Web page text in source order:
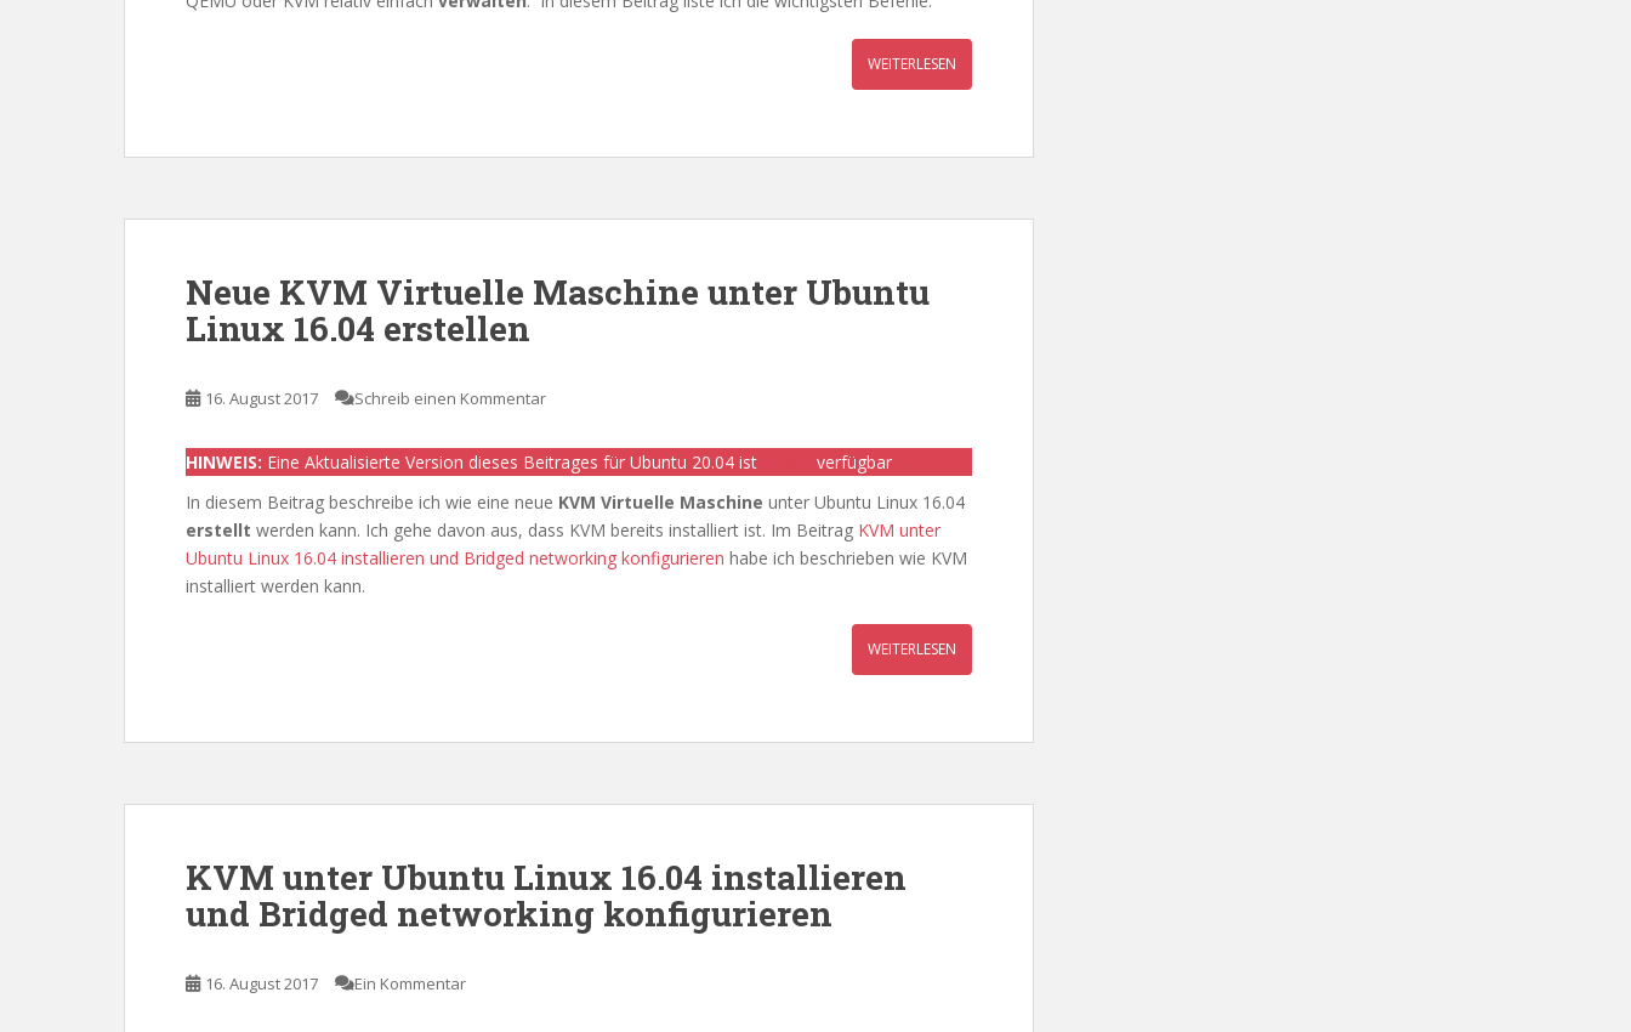
WEITERLESEN
Neue KVM Virtuelle Maschine unter Ubuntu
Linux 16.04 erstellen
16. August 2017 Schreib einen Kommentar
HINWEIS: Eine Aktualisierte Version dieses Beitrages für Ubuntu 20.04 ist
verfügbar
In diesem Beitrag beschreibe ich wie eine neue KVM Virtuelle Maschine unter Ubuntu Linux 16.04
erstellt werden kann. Ich gehe davon aus, dass KVM bereits installiert ist. Im Beitrag KVM unter
Ubuntu Linux 16.04 installieren und Bridged networking konfigurieren habe ich beschrieben wie KVM
installiert werden kann.
WEITERLESEN
KVM unter Ubuntu Linux 16.04 installieren
und Bridged networking konfigurieren
16. August 2017 Ein Kommentar